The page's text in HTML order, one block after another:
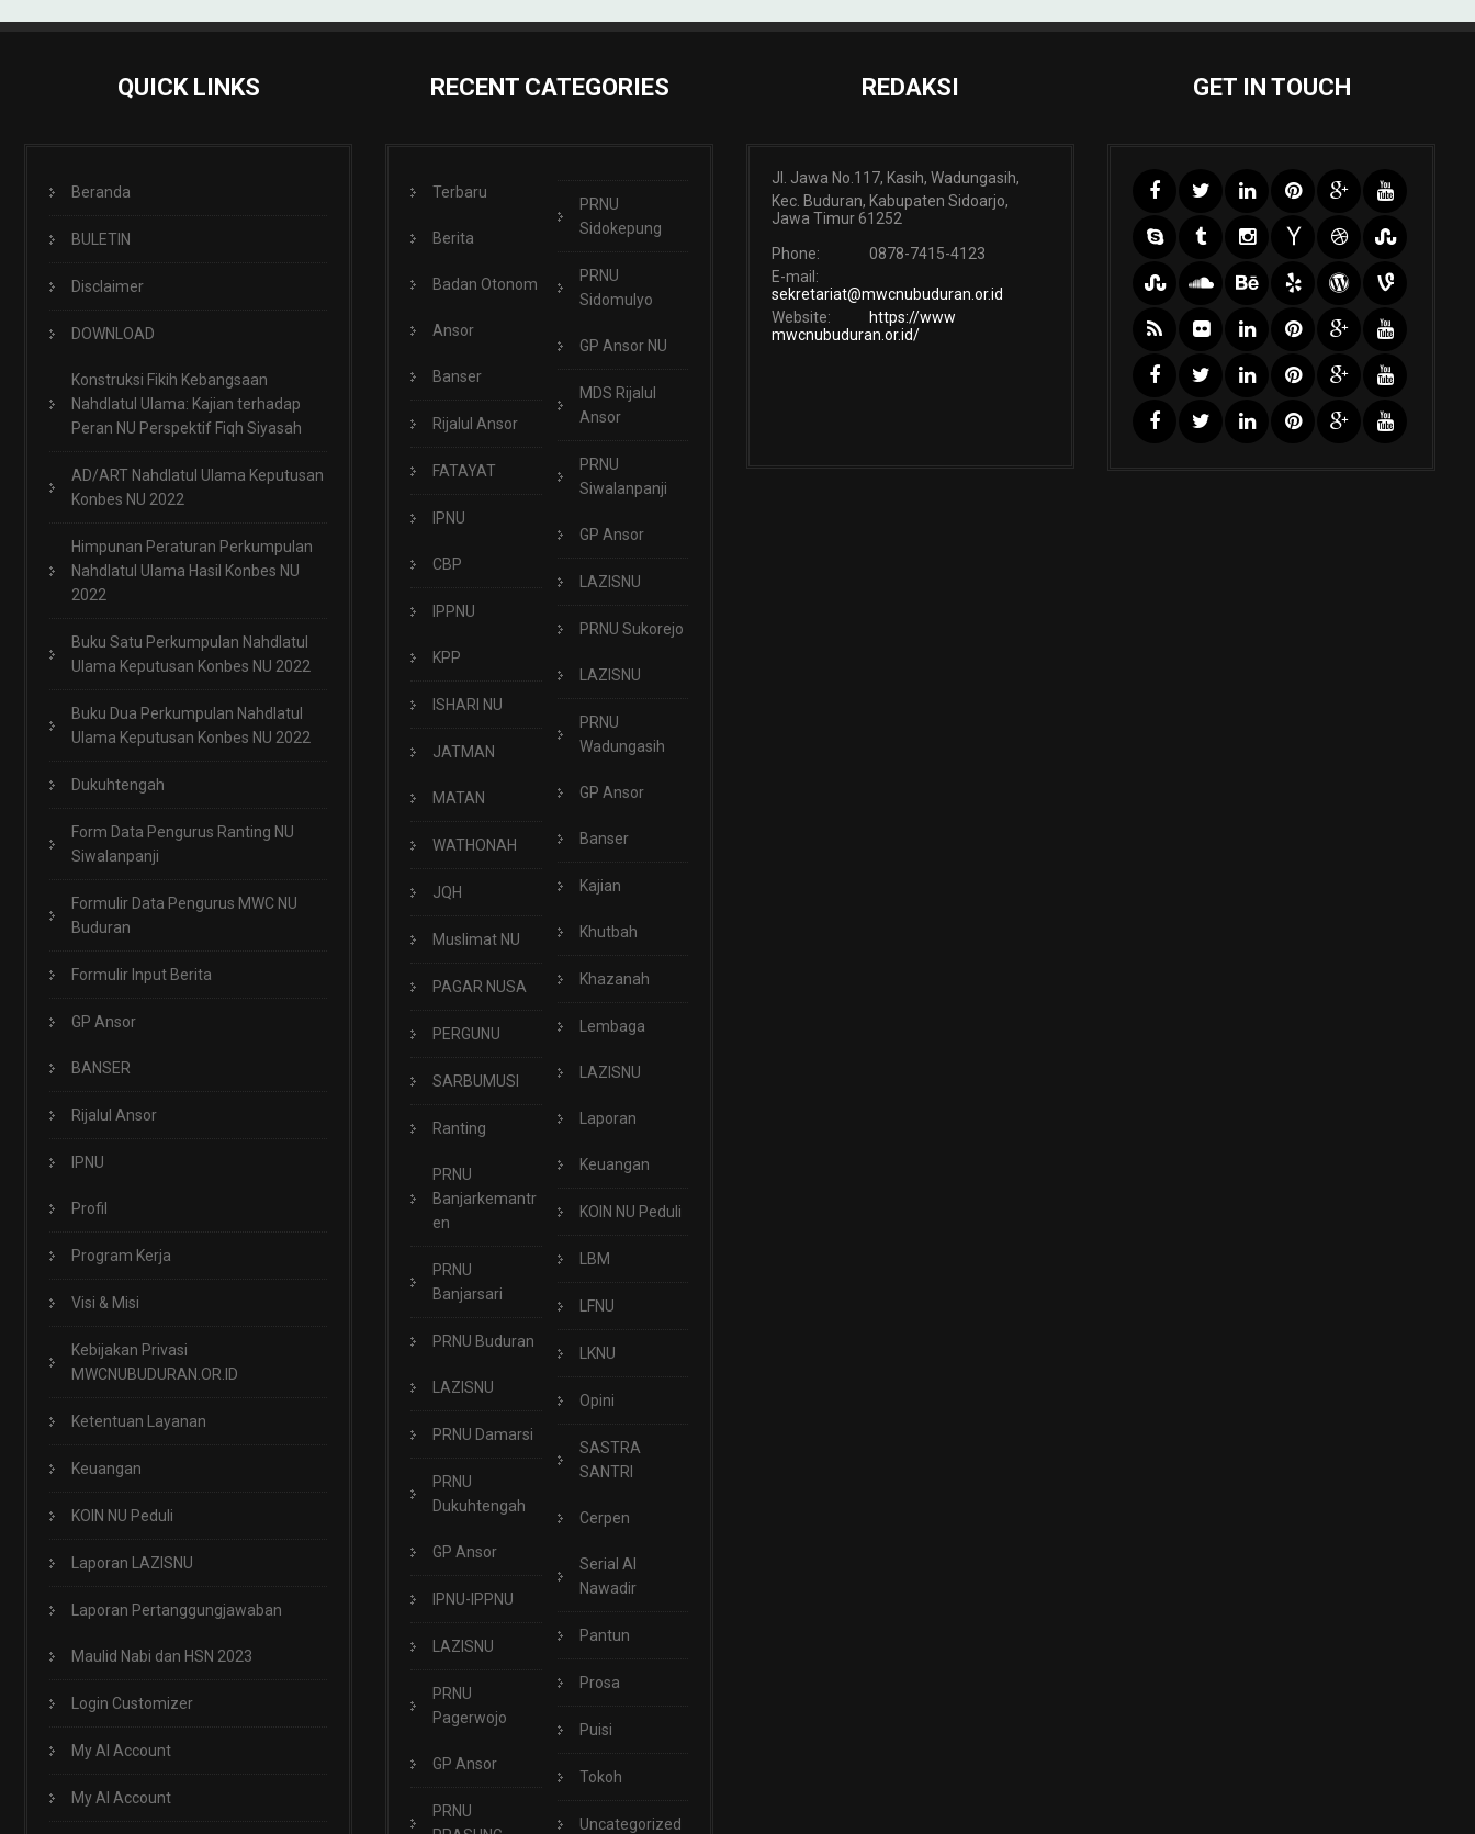
QUICK LINKS
Beranda
BULETIN
Disclaimer
DOWNLOAD
Konstruksi Fikih Kebangsaan
Nahdlatul Ulama: Kajian terhadap
Peran NU Perspektif Fiqh Siyasah
AD/ART Nahdlatul Ulama Keputusan
Konbes NU 2022
Himpunan Peraturan Perkumpulan
Nahdlatul Ulama Hasil Konbes NU
2022
Buku Satu Perkumpulan Nahdlatul
Ulama Keputusan Konbes NU 2022
Buku Dua Perkumpulan Nahdlatul
Ulama Keputusan Konbes NU 2022
Dukuhtengah
Form Data Pengurus Ranting NU
Siwalanpanji
Formulir Data Pengurus MWC NU
Buduran
Formulir Input Berita
GP Ansor
BANSER
Rijalul Ansor
IPNU
Profil
Program Kerja
Visi & Misi
Kebijakan Privasi
MWCNUBUDURAN.OR.ID
Ketentuan Layanan
Keuangan
KOIN NU Peduli
Laporan LAZISNU
Laporan Pertanggungjawaban
Maulid Nabi dan HSN 2023
Login Customizer
My AI Account
My AI Account
RECENT CATEGORIES
Terbaru
Berita
Badan Otonom
Ansor
Banser
Rijalul Ansor
FATAYAT
IPNU
CBP
IPPNU
KPP
ISHARI NU
JATMAN
MATAN
WATHONAH
JQH
Muslimat NU
PAGAR NUSA
PERGUNU
SARBUMUSI
Ranting
PRNU
Banjarkemantr
en
PRNU
Banjarsari
PRNU Buduran
LAZISNU
PRNU Damarsi
PRNU
Dukuhtengah
GP Ansor
IPNU-IPPNU
LAZISNU
PRNU
Pagerwojo
GP Ansor
PRNU
PRNU
Sidokepung
PRNU
Sidomulyo
GP Ansor NU
MDS Rijalul
Ansor
PRNU
Siwalanpanji
GP Ansor
LAZISNU
PRNU Sukorejo
LAZISNU
PRNU
Wadungasih
GP Ansor
Banser
Kajian
Khutbah
Khazanah
Lembaga
LAZISNU
Laporan
Keuangan
KOIN NU Peduli
LBM
LFNU
LKNU
Opini
SASTRA
SANTRI
Cerpen
Serial Al
Nawadir
Pantun
Prosa
Puisi
Tokoh
Uncategorized
REDAKSI
Jl. Jawa No.117, Kasih, Wadungasih,
Kec. Buduran, Kabupaten Sidoarjo,
Jawa Timur 61252
Phone:
0878-7415-4123
E-mail:
sekretariat@mwcnubuduran.or.id
Website:
https://www
mwcnubuduran.or.id/
GET IN TOUCH